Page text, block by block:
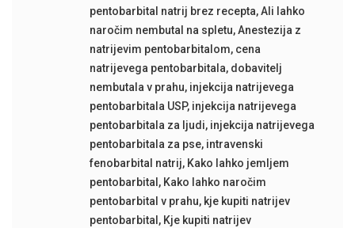
pentobarbital natrij brez recepta,Ali lahko
naročim nembutal na spletu,Anestezija z
natrijevim pentobarbitalom, cena
natrijevega pentobarbitala, dobavitelj
nembutala v prahu, injekcija natrijevega
pentobarbitala USP, injekcija natrijevega
pentobarbitala za ljudi, injekcija natrijevega
pentobarbitala za pse, intravenski
fenobarbital natrij, Kako lahko jemljem
pentobarbital , Kako lahko naročim
pentobarbital v prahu, kje kupiti natrijev
pentobarbital , Kje kupiti natrijev